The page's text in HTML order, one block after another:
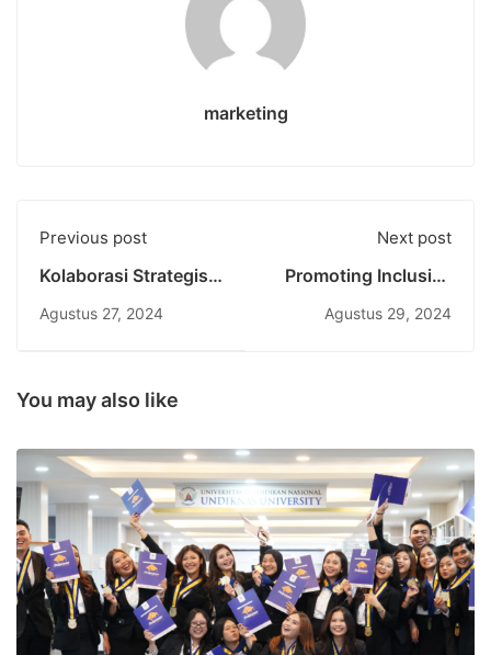
marketing
Previous post
Kolaborasi Strategis
Exchange: Perluas
Tahun Akademik
Agustus 27, 2024
Next post
Promoting Inclusive
Education:
Opportunities with
Undiknas
Agustus 29, 2024
You may also like